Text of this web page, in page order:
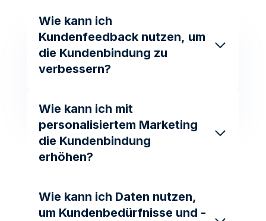
Wie kann ich
Kundenfeedback nutzen, um
die Kundenbindung zu
verbessern?
Wie kann ich mit
personalisiertem Marketing
die Kundenbindung
erhöhen?
Wie kann ich Daten nutzen,
um Kundenbedürfnisse und -